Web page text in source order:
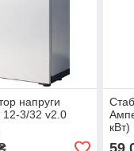
напруги
3/32 v2.0
кВт)